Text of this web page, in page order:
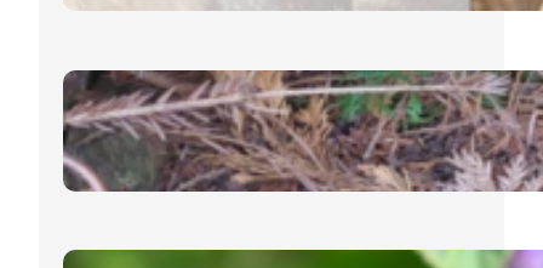
Igel – Schlafmöglichkeiten im
Garten
19. November 2024